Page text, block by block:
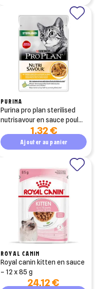
PURINA
purina pro plan sterilised
nutrisavour en sauce poulet
1,32 €
Ajouter au panier
ROYAL CANIN
royal canin kitten en sauce
– 12 x 85 g
24,12 €